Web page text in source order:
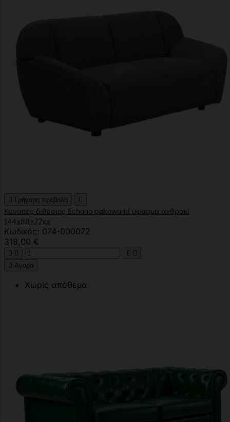
 Γρήγορη προβολή 
Καναπές διθέσιος Echono pakoworld ύφασμα ανθρακί
144x88x77εκ
Κωδικός: 074-000072
318,00 €
   
 Αγορά
Χωρίς απόθεμα